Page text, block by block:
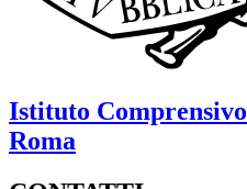
Istituto Comprensivo
Roma